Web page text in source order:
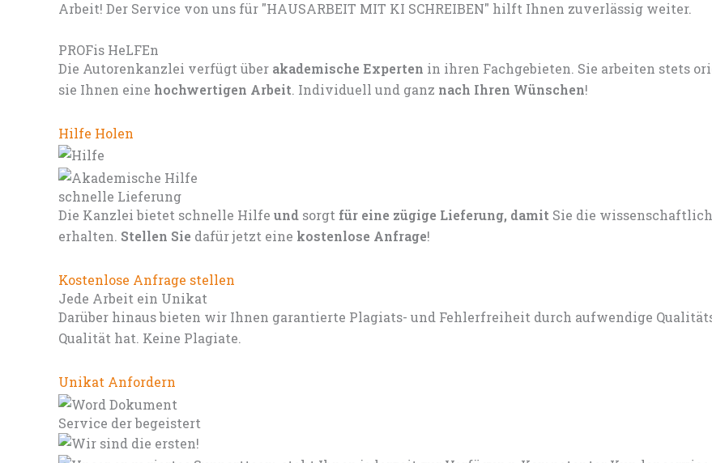
Arbeit! Der Service von uns für "HAUSARBEIT MIT KI SCHREIBEN" hilft Ihnen zuverlässig weiter.
PROFis HeLFEn
Die Autorenkanzlei verfügt über akademische Experten in ihren Fachgebieten. Sie arbeiten stets
sie Ihnen eine hochwertigen Arbeit. Individuell und ganz nach Ihren Wünschen!
Hilfe Holen
schnelle Lieferung
Die Kanzlei bietet schnelle Hilfe und sorgt für eine zügige Lieferung, damit Sie die
erhalten. Stellen Sie dafür jetzt eine kostenlose Anfrage!
Kostenlose Anfrage stellen
Jede Arbeit ein Unikat
Darüber hinaus bieten wir Ihnen garantierte Plagiats- und Fehlerfreiheit durch aufwendige
Qualität hat. Keine Plagiate.
Unikat Anfordern
Service der begeistert